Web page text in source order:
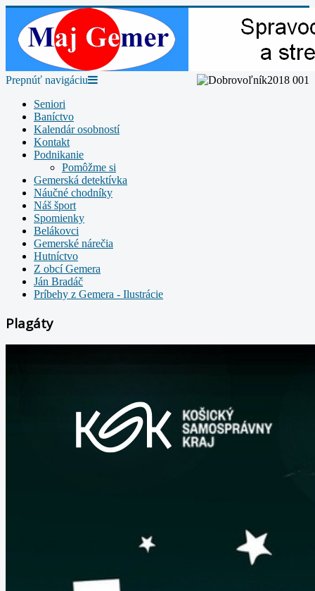
Prepnúť navigáciu
Seniori
Baníctvo
Kalendár osobností
Kontakt
Podnikanie
Pomôžme si
Gemerská detektívka
Náučné chodníky
Náš šport
Spomienky
Belákovci
Gemerské nárečia
Hutníctvo
Z obcí Gemera
Ján Bradáč
Príbehy z Gemera - Ilustrácie
Plagáty